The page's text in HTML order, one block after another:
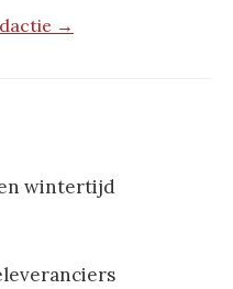
→
wintertijd